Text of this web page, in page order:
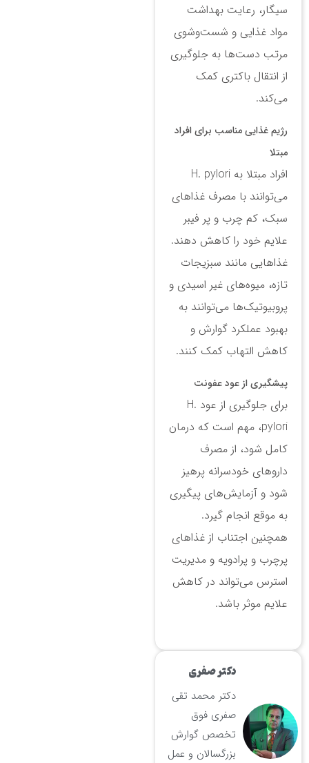
سیگار، رعایت بهداشت
مواد غذایی و شست‌وشوی
مرتب دست‌ها به جلوگیری
از انتقال باکتری کمک
می‌کند.
رژیم غذایی مناسب برای افراد
مبتلا
افراد مبتلا به H. pylori
می‌توانند با مصرف غذاهای
سبک، کم چرب و پر فیبر
علایم خود را کاهش دهند.
غذاهایی مانند سبزیجات
تازه، میوه‌های غیر اسیدی و
پروبیوتیک‌ها می‌توانند به
بهبود عملکرد گوارش و
کاهش التهاب کمک کنند.
پیشگیری از عود عفونت
برای جلوگیری از عود H.
pylori، مهم است که درمان
کامل شود، از مصرف
داروهای خودسرانه پرهیز
شود و آزمایش‌های پیگیری
به موقع انجام گیرد.
همچنین اجتناب از غذاهای
پرچرب و پرادویه و مدیریت
استرس می‌تواند در کاهش
علایم موثر باشد.
دکتر صفری
دکتر محمد تقی
صفری فوق
تخصص گوارش
بزرگسالان و عمل